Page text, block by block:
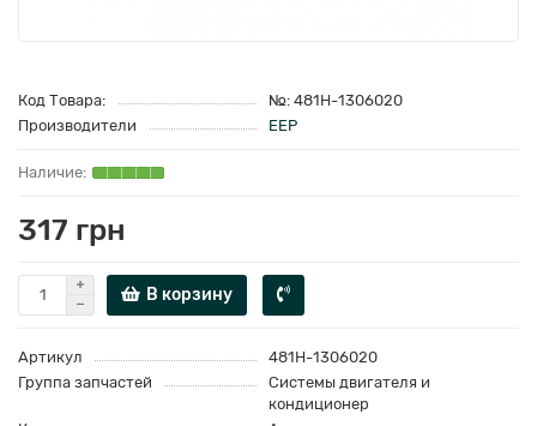
Код Товара:
№: 481Н-1306020
Производители
EEP
317 грн
В корзину
Артикул
481Н-1306020
Группа запчастей
Системы двигателя и
кондиционер